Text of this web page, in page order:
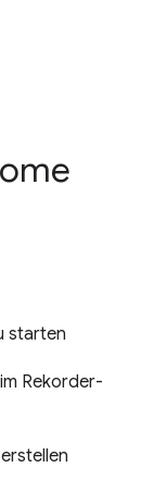
starten
Rekorder-